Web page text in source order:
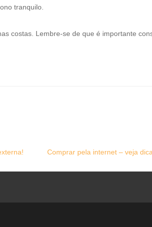
tranquilo.
costas. Lembre-se de que é importante
Comprar pela internet – veja